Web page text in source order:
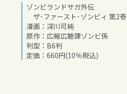
ゾンビランドサガ外伝
ザ･ファースト･ゾンビィ 第2巻
漫画：深川可純
原作：広報広聴課ゾンビ係
判型：B6判
定価：660円(10％税込)